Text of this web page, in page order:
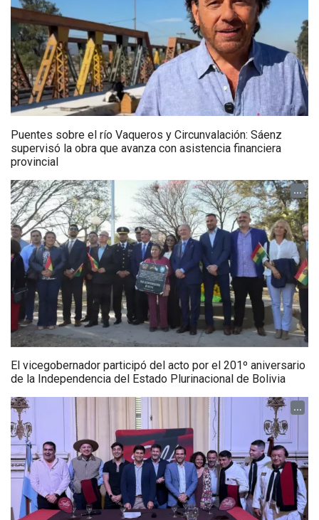
Puentes sobre el río Vaqueros y Circunvalación: Sáenz
supervisó la obra que avanza con asistencia financiera
provincial
...
El vicegobernador participó del acto por el 201º aniversario
de la Independencia del Estado Plurinacional de Bolivia
...